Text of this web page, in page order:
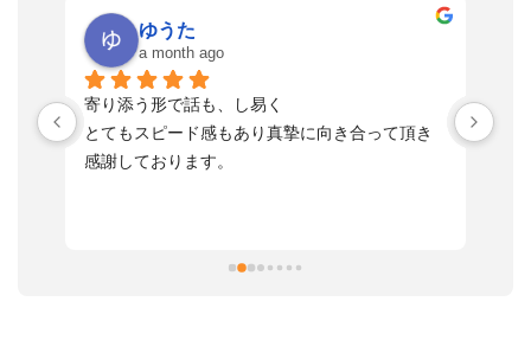
ゆうた
a month ago
寄り添う形で話も、し易く
とてもスピード感もあり真摯に向き合って頂き
感謝しております。